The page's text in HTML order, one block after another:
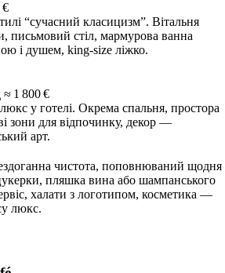
€
“сучасний класицизм”. Вітальня
письмовий стіл, мармурова ванна
і душем, king-size ліжко.
1 800 €
у готелі. Окрема спальня, простора
зони для відпочинку, декор —
арт.
чистота, поповнюваний щодня
пляшка вина або шампанського
халати з логотипом, косметика —
люкс.